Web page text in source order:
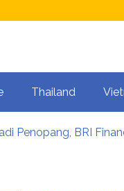
Thailand
Penopang, BRI